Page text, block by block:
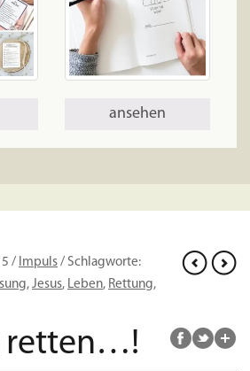
ansehen
/ Impuls / Schlagworte:
, Jesus, Leben, Rettung,
retten…!